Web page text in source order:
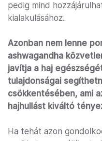
pedig mind
kialakulásához.
Azonban nem lenne
ashwagandha
javítja a haj
tulajdonságai
csökkentésében, ami
hajhullást kiváltó
Ha tehát azon